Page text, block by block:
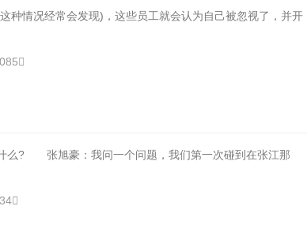
种情况经常会发现)，这些员工就会认为自己被忽视了，并开
? 张旭豪：我问一个问题，我们第一次碰到在张江那